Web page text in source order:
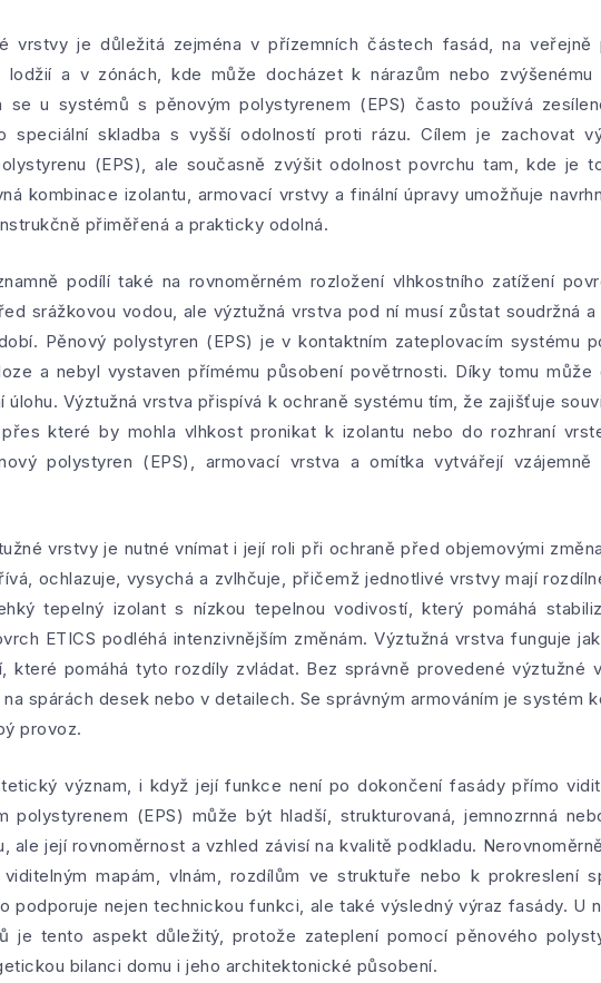
vrstvy je důležitá zejména v přízemních částech fasád, na veřejně
a v zónách, kde může docházet k nárazům nebo zvýšenému
se u systémů s pěnovým polystyrenem (EPS) často používá
speciální skladba s vyšší odolností proti rázu. Cílem je zachovat
(EPS), ale současně zvýšit odolnost povrchu tam, kde je
kombinace izolantu, armovací vrstvy a finální úpravy umožňuje
přiměřená a prakticky odolná.
podílí také na rovnoměrném rozložení vlhkostního zatížení
srážkovou vodou, ale výztužná vrstva pod ní musí zůstat soudržná
Pěnový polystyren (EPS) je v kontaktním zateplovacím systému
a nebyl vystaven přímému působení povětrnosti. Díky tomu může
úlohu. Výztužná vrstva přispívá k ochraně systému tím, že zajišťuje
které by mohla vlhkost pronikat k izolantu nebo do rozhraní
polystyren (EPS), armovací vrstva a omítka vytvářejí vzájemně
vrstvy je nutné vnímat i její roli při ochraně před objemovými
ochlazuje, vysychá a zvlhčuje, přičemž jednotlivé vrstvy mají
tepelný izolant s nízkou tepelnou vodivostí, který pomáhá
ETICS podléhá intenzivnějším změnám. Výztužná vrstva funguje
které pomáhá tyto rozdíly zvládat. Bez správně provedené výztužné
spárách desek nebo v detailech. Se správným armováním je systém
provoz.
význam, i když její funkce není po dokončení fasády přímo
polystyrenem (EPS) může být hladší, strukturovaná, jemnozrnná
ale její rovnoměrnost a vzhled závisí na kvalitě podkladu.
mapám, vlnám, rozdílům ve struktuře nebo k prokreslení
podporuje nejen technickou funkci, ale také výsledný výraz fasády. U
je tento aspekt důležitý, protože zateplení pomocí pěnového
bilanci domu i jeho architektonické působení.